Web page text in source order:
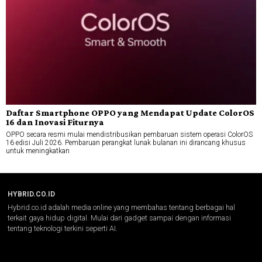
Daftar Smartphone OPPO yang Mendapat Update ColorOS
16 dan Inovasi Fiturnya
OPPO secara resmi mulai mendistribusikan pembaruan sistem operasi ColorOS
16 edisi Juli 2026. Pembaruan perangkat lunak bulanan ini dirancang khusus
untuk meningkatkan
HYBRID.CO.ID
Hybrid.co.id adalah media online yang membahas tentang berbagai hal
terkait gaya hidup digital. Mulai dari gadget sampai dengan informasi
tentang teknologi terkini seperti AI.